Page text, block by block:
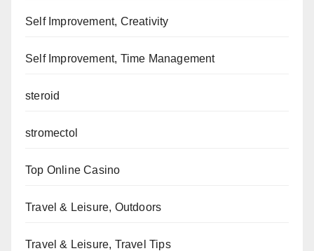
Self Improvement, Creativity
Self Improvement, Time Management
steroid
stromectol
Top Online Casino
Travel & Leisure, Outdoors
Travel & Leisure, Travel Tips